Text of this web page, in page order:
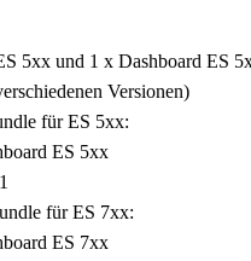
5xx und 1 x Dashboard ES
Versionen)
für ES 5xx:
ES 5xx
für ES 7xx:
ES 7xx